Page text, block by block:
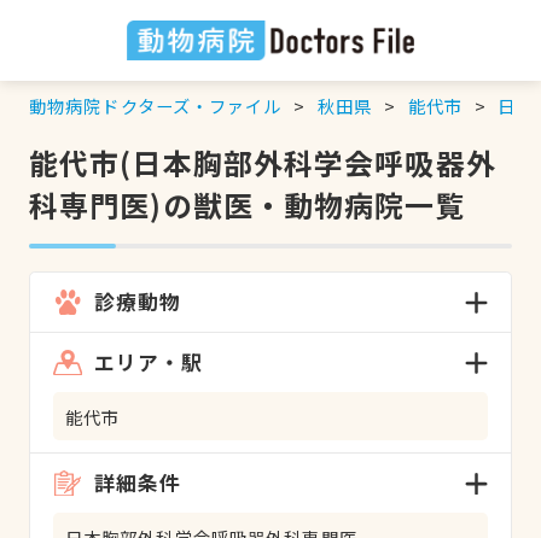
動物病院ドクターズ・ファイル 秋田県 能代市 日本
能代市(日本胸部外科学会呼吸器外
科専門医)の獣医・動物病院一覧
診療動物
エリア・駅
能代市
詳細条件